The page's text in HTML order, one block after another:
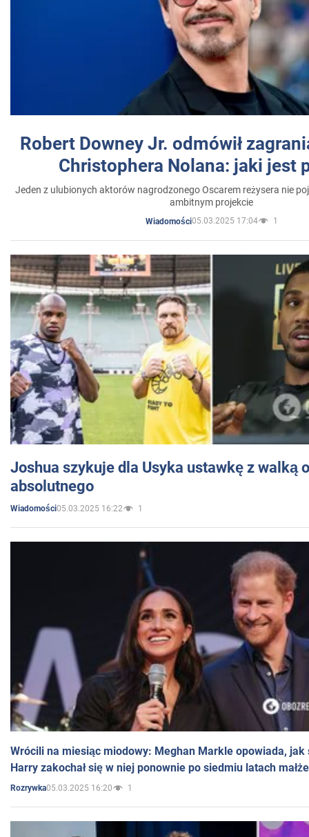
Robert Downey Jr. odmówił
Christophera Nolana: jaki jest
Jeden z ulubionych aktorów nagrodzonego Oscarem reżysera nie
ambitnym projekcie
Wiadomości05.03.2025 17:04 1
Joshua szykuje dla Usyka ustawkę z walką
absolutnego
Wiadomości05.03.2025 16:22 1
Wrócili na miesiąc miodowy: Meghan Markle opowiada, jak
Harry zakochał się w niej ponownie po siedmiu latach
Rozrywka05.03.2025 16:20 1